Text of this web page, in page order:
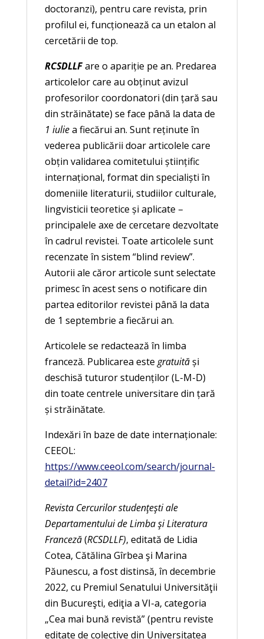
doctoranzi), pentru care revista, prin
profilul ei, funcţionează ca un etalon al
cercetării de top.
RCSDLLFare o apariţie pe an. Predarea
articolelor care au obţinut avizul
profesorilor coordonatori (din ţară sau
din străinătate) se face până la data de
1 iuliea fiecărui an. Sunt reţinute în
vederea publicării doar articolele care
obţin validarea comitetului ştiinţific
internaţional, format din specialişti în
domeniile literaturii, studiilor culturale,
lingvisticii teoretice şi aplicate –
principalele axe de cercetare dezvoltate
în cadrul revistei. Toate articolele sunt
recenzate în sistem “blind review”.
Autorii ale căror articole sunt selectate
primesc în acest sens o notificare din
partea editorilor revistei până la data
de 1 septembrie a fiecărui an.
Articolele se redactează în limba
franceză. Publicarea este gratuităşi
deschisă tuturor studenţilor (L-M-D)
din toate centrele universitare din ţară
şi străinătate.
Indexări în baze de date internaţionale:
CEEOL:
https://www.ceeol.com/search/journal-
detail?id=2407
Revista Cercurilor studenţeşti ale
Departamentului de Limba şi Literatura
Franceză(RCSDLLF), editată de Lidia
Cotea, Cătălina Gîrbea şi Marina
Păunescu, a fost distinsă, în decembrie
2022, cu Premiul Senatului Universităţii
din Bucureşti, ediţia a VI-a, categoria
„Cea mai bună revistă” (pentru reviste
editate de colective din Universitatea